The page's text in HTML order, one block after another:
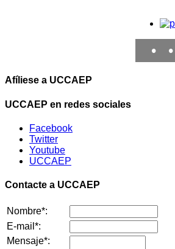
• •
Afíliese a UCCAEP
UCCAEP en redes sociales
Facebook
Twitter
Youtube
UCCAEP
Contacte a UCCAEP
Nombre*:
E-mail*:
Mensaje*: